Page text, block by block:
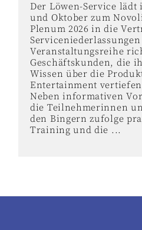
Der Löwen-Service lädt
und Oktober zum
Plenum 2026 in die
Veranstaltungsreihe
Geschäftskunden, die
Wissen über die
Entertainment
Neben informativen
die Teilnehmerinnen
den Bingern zufolge
Training und die ...